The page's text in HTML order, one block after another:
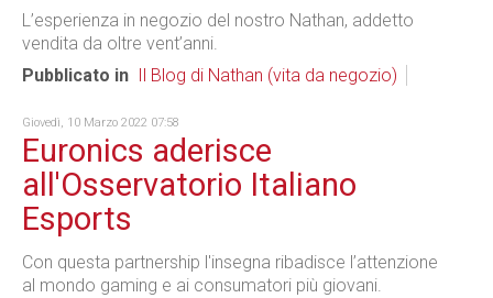
L’esperienza in negozio del nostro Nathan, addetto
vendita da oltre vent’anni.
Pubblicato in
Il Blog di Nathan (vita da negozio)
Giovedì, 10 Marzo 2022 07:58
Euronics aderisce
all'Osservatorio Italiano
Esports
Con questa partnership l'insegna ribadisce l’attenzione
al mondo gaming e ai consumatori più giovani.